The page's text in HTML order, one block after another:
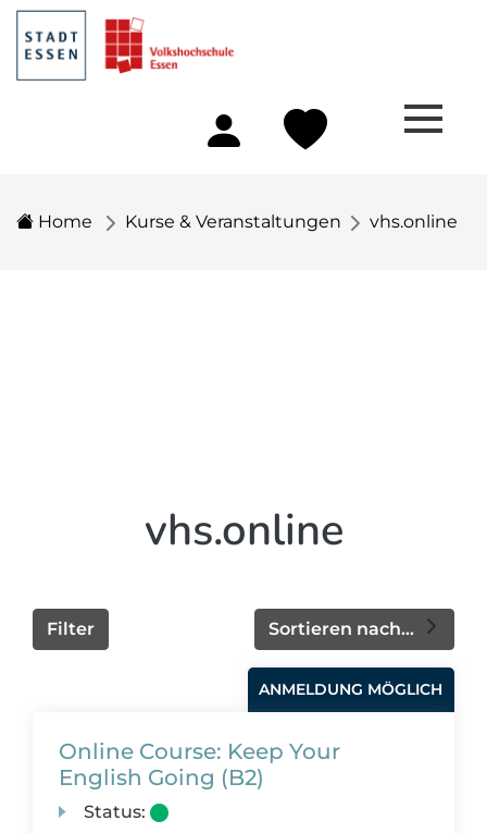
Home Kurse & Veranstaltungen vhs.online
vhs.online
Sortieren nach...
Filter
ANMELDUNG MÖGLICH
Online Course: Keep Your
English Going (B2)
Status: